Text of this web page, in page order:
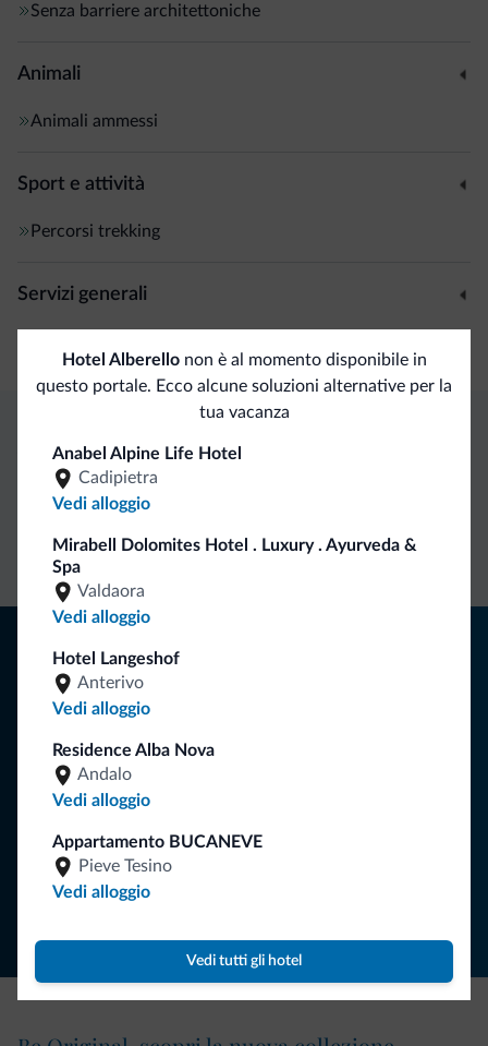
Senza barriere architettoniche
Animali
Animali ammessi
Sport e attività
Percorsi trekking
Servizi generali
Hotel Alberellonon è al momento disponibile in
questo portale. Ecco alcune soluzioni alternative per la
tua vacanza
Anabel Alpine Life Hotel
Cadipietra
Vedi alloggio
Mirabell Dolomites Hotel . Luxury . Ayurveda &
Spa
Valdaora
Vedi alloggio
Hotel Langeshof
Anterivo
Vedi alloggio
Residence Alba Nova
Andalo
Vedi alloggio
Appartamento BUCANEVE
Pieve Tesino
Vedi alloggio
Vedi tutti gli hotel
Vantaggi esclusivi Dolomiti.it
Contatto
diretto
vantaggiose
vincolanti
Segui Dolomiti.it
Riceverai informazioni, offerte esclusive e news per la tua
ISCRIVITI ALLA NEWSLETTER